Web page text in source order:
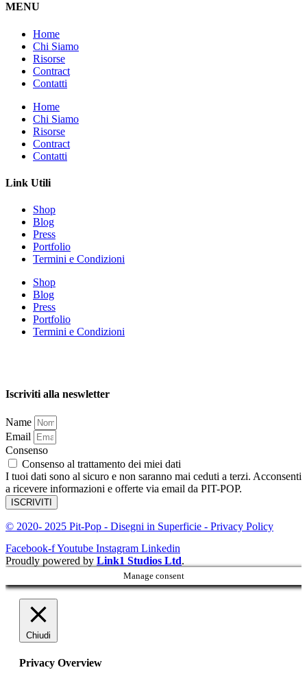
MENU
Home
Chi Siamo
Risorse
Contract
Contatti
Home
Chi Siamo
Risorse
Contract
Contatti
Link Utili
Shop
Blog
Press
Portfolio
Termini e Condizioni
Shop
Blog
Press
Portfolio
Termini e Condizioni
Iscriviti alla neswletter
Name
Email
Consenso
Consenso al trattamento dei miei dati
I tuoi dati sono al sicuro e non saranno mai ceduti a terzi. Acconsenti
a ricevere informazioni e offerte via email da PIT-POP.
ISCRIVITI
© 2020- 2025 Pit-Pop - Disegni in Superficie - Privacy Policy
Facebook-fYoutube Instagram Linkedin
Proudly powered by Link1 Studios Ltd.
Manage consent
Chiudi
Privacy Overview